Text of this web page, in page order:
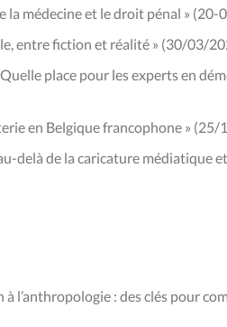
la médecine et le droit pénal » (20-
entre fiction et réalité » (30/03/
place pour les experts en
en Belgique francophone »
delà de la caricature médiatique
l’anthropologie : des clés pour